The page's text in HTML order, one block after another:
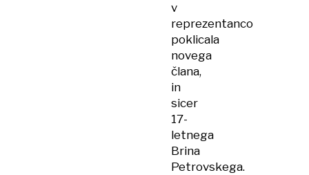
v
reprezentanco
poklicala
novega
člana,
in
sicer
17-
letnega
Brina
Petrovskega.